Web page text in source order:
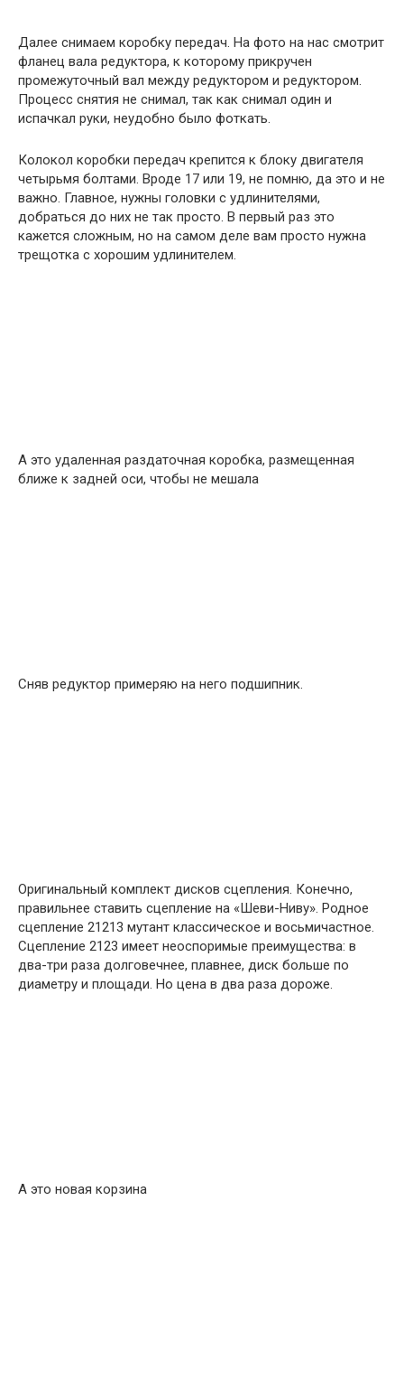
Далее снимаем коробку передач. На фото на нас смотрит
фланец вала редуктора, к которому прикручен
промежуточный вал между редуктором и редуктором.
Процесс снятия не снимал, так как снимал один и
испачкал руки, неудобно было фоткать.
Колокол коробки передач крепится к блоку двигателя
четырьмя болтами. Вроде 17 или 19, не помню, да это и не
важно. Главное, нужны головки с удлинителями,
добраться до них не так просто. В первый раз это
кажется сложным, но на самом деле вам просто нужна
трещотка с хорошим удлинителем.
А это удаленная раздаточная коробка, размещенная
ближе к задней оси, чтобы не мешала
Сняв редуктор примеряю на него подшипник.
Оригинальный комплект дисков сцепления. Конечно,
правильнее ставить сцепление на «Шеви-Ниву». Родное
сцепление 21213 мутант классическое и восьмичастное.
Сцепление 2123 имеет неоспоримые преимущества: в
два-три раза долговечнее, плавнее, диск больше по
диаметру и площади. Но цена в два раза дороже.
А это новая корзина